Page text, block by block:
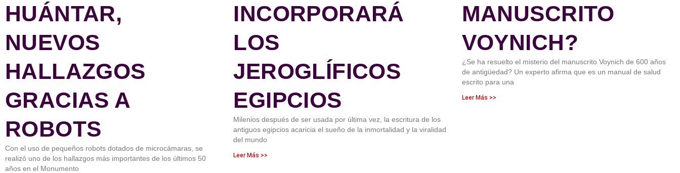
HUÁNTAR,
NUEVOS
HALLAZGOS
GRACIAS A
ROBOTS
Con el uso de pequeños robots dotados de microcámaras, se
realizó uno de los hallazgos más importantes de los últimos 50
años en el Monumento
INCORPORARÁ
LOS
JEROGLÍFICOS
EGIPCIOS
Milenios después de ser usada por última vez, la escritura de los
antiguos egipcios acaricia el sueño de la inmortalidad y la viralidad
del mundo
Leer Más >>
MANUSCRITO
VOYNICH?
¿Se ha resuelto el misterio del manuscrito Voynich de 600 años
de antigüedad? Un experto afirma que es un manual de salud
escrito para una
Leer Más >>